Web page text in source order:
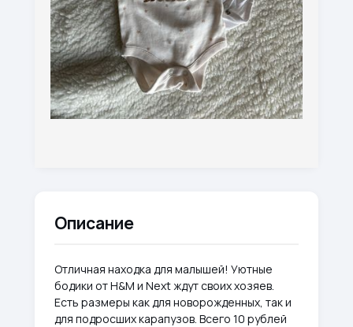
Описание
Отличная находка для малышей! Уютные
бодики от H&M и Next ждут своих хозяев.
Есть размеры как для новорожденных, так и
для подросших карапузов. Всего 10 рублей